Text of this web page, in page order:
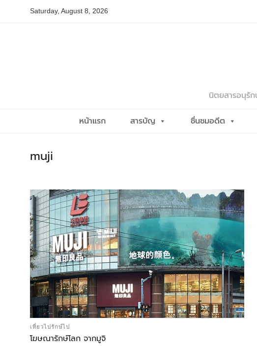
Saturday, August 8, 2026
นิตยสารอนุรั
หน้าแรก สารบัญ ชื่นชมอดีต
muji
เที่ยวไปรักษ์ไป
โฆษณารักษ์โลก จากมูจิ